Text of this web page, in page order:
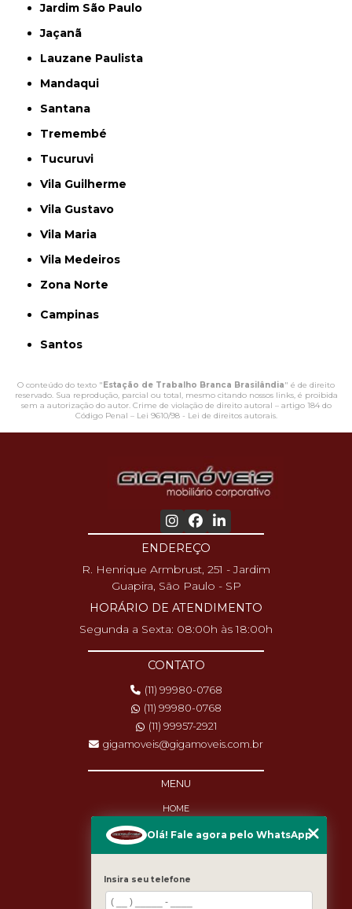
Jardim São Paulo
Jaçanã
Lauzane Paulista
Mandaqui
Santana
Tremembé
Tucuruvi
Vila Guilherme
Vila Gustavo
Vila Maria
Vila Medeiros
Zona Norte
Campinas
Santos
O conteúdo do texto "Estação de Trabalho Branca Brasilândia" é de direito
reservado. Sua reprodução, parcial ou total, mesmo citando nossos links, é proibida
sem a autorização do autor. Crime de violação de direito autoral – artigo 184 do
Código Penal – Lei 9610/98 - Lei de direitos autorais.
ENDEREÇO
R. Henrique Armbrust, 251 - Jardim
Guapira, São Paulo - SP
HORÁRIO DE ATENDIMENTO
Segunda a Sexta: 08:00h às 18:00h
CONTATO
(11) 99980-0768
(11) 99980-0768
(11) 99957-2921
gigamoveis@gigamoveis.com.br
MENU
HOME
PRODUTOS
MANUTENÇÃO
CASES
Olá! Fale agora pelo WhatsApp
Insira seu telefone